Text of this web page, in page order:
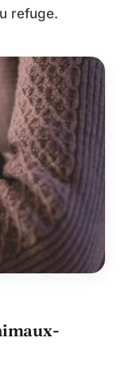
refuge.